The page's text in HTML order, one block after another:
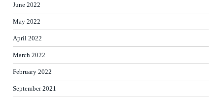
June 2022
May 2022
April 2022
March 2022
February 2022
September 2021